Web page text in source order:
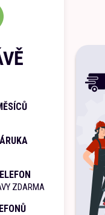
ZDARMA